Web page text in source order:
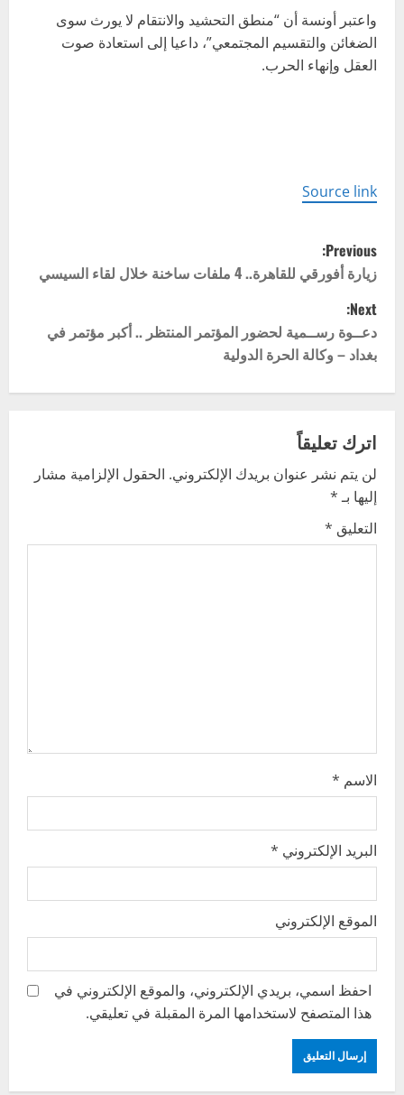
واعتبر أونسة أن “منطق التحشيد والانتقام لا يورث سوى
الضغائن والتقسيم المجتمعي”، داعيا إلى استعادة صوت
العقل وإنهاء الحرب.
Source link
P
o
s
t
n
a
v
i
g
Previous:
زيارة أفورقي للقاهرة.. 4 ملفات ساخنة خلال لقاء السيسي
Next:
دعــوة رســمية لحضور المؤتمر المنتظر .. أكبر مؤتمر في
بغداد – وكالة الحرة الدولية
اترك تعليقاً
لن يتم نشر عنوان بريدك الإلكتروني. الحقول الإلزامية مشار
إليها بـ*
التعليق *
الاسم *
البريد الإلكتروني *
الموقع الإلكتروني
احفظ اسمي، بريدي الإلكتروني، والموقع الإلكتروني في
هذا المتصفح لاستخدامها المرة المقبلة في تعليقي.